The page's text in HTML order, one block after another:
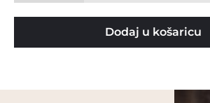
Dodaj u košaricu